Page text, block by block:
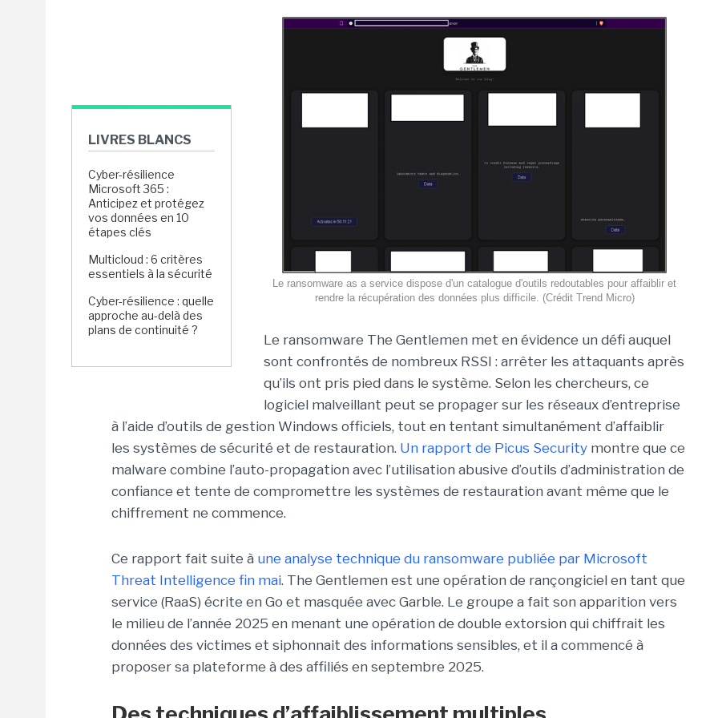
LIVRES BLANCS
Cyber-résilience
Microsoft 365 :
Anticipez et protégez
vos données en 10
étapes clés
Multicloud : 6 critères
essentiels à la sécurité
Cyber-résilience : quelle
approche au-delà des
plans de continuité ?
Le ransomware as a service dispose d'un catalogue d'outils redoutables pour affaiblir et
rendre la récupération des données plus difficile. (Crédit Trend Micro)
Le ransomware The Gentlemen met en évidence un défi auquel
sont confrontés de nombreux RSSI : arrêter les attaquants après
qu’ils ont pris pied dans le système. Selon les chercheurs, ce
logiciel malveillant peut se propager sur les réseaux d’entreprise
à l’aide d’outils de gestion Windows officiels, tout en tentant simultanément d’affaiblir
les systèmes de sécurité et de restauration. Un rapport de Picus Security montre que ce
malware combine l’auto-propagation avec l’utilisation abusive d’outils d’administration de
confiance et tente de compromettre les systèmes de restauration avant même que le
chiffrement ne commence.
Ce rapport fait suite à une analyse technique du ransomware publiée par Microsoft
Threat Intelligence fin mai. The Gentlemen est une opération de rançongiciel en tant que
service (RaaS) écrite en Go et masquée avec Garble. Le groupe a fait son apparition vers
le milieu de l’année 2025 en menant une opération de double extorsion qui chiffrait les
données des victimes et siphonnait des informations sensibles, et il a commencé à
proposer sa plateforme à des affiliés en septembre 2025.